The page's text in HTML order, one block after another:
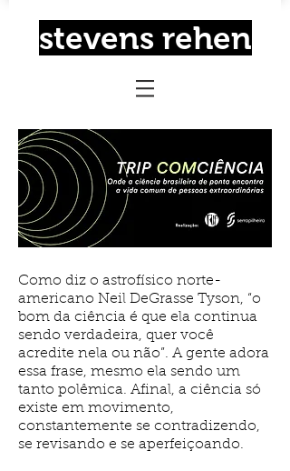
stevens rehen
Como diz o astrofísico norte-
americano Neil DeGrasse Tyson, “o
bom da ciência é que ela continua
sendo verdadeira, quer você
acredite nela ou não”. A gente adora
essa frase, mesmo ela sendo um
tanto polêmica. Afinal, a ciência só
existe em movimento,
constantemente se contradizendo,
se revisando e se aperfeiçoando.